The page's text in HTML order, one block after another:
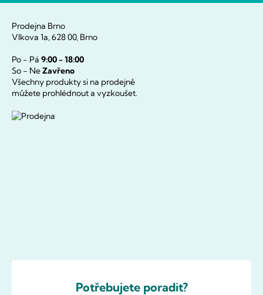
Prodejna Brno
Vlkova 1a, 628 00, Brno
Po - Pá 9:00 - 18:00
So - NeZavřeno
Všechny produkty si na prodejně
můžete prohlédnout a vyzkoušet.
Potřebujete poradit?